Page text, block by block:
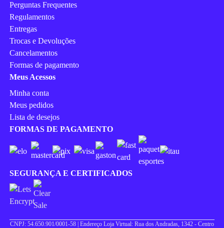
Perguntas Frequentes
Regulamentos
Entregas
Trocas e Devoluções
Cancelamentos
Formas de pagamento
Meus Acessos
Minha conta
Meus pedidos
Lista de desejos
FORMAS DE PAGAMENTO
SEGURANÇA E CERTIFICADOS
CNPJ: 54.650.901/0001-58 | Endereço Loja Virtual: Rua dos Andradas, 1342 - Centro